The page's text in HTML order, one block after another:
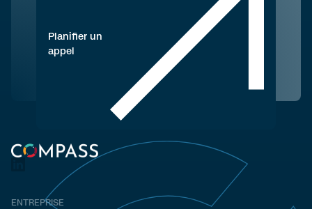
Planifier un
appel
ENTREPRISE